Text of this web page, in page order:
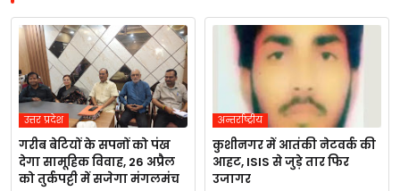
उत्तर प्रदेश
गरीब बेटियों के सपनों को पंख
देगा सामूहिक विवाह, 26 अप्रैल
को तुर्कपट्टी में सजेगा मंगलमंच
अन्तर्राष्ट्रीय
कुशीनगर में आतंकी नेटवर्क की
आहट, ISIS से जुड़े तार फिर
उजागर